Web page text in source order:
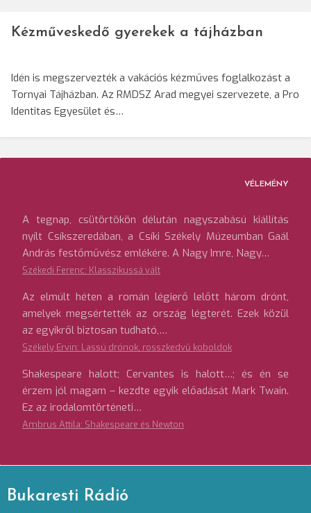
Kézműveskedő gyerekek a tájházban
Idén is megszervezték a vakációs kézműves foglalkozást a
Tornyai Tájházban. Az RMDSZ Arad megyei szervezete, a Pro
Identitas Egyesület és…
VÉLEMÉNY
A tegnap, csütörtökön délután nagyszabású kiállítás
nyílt Csíkszeredában, a Csíki Székely Múzeumban Gaál
András festőművész emlékére. A Nagy Imre, Nagy…
Székedi Ferenc: Klasszikussá vált
Az elmúlt héten a román légierő lelőtt három drónt,
amelyek megsértették az ország légterét. Ezek közül
az egyikről biztosan tudható,…
Székely Ervin: Lassú drónok, rosszkedvű koboldok
Shakespeare halott; Cervantes is halott…; és én se
érzem jól magam – kezdte egyik előadását Mark Twain.
Ez az irodalomtörténeti…
Ambrus Attila: Shakespeare és Newton
Bukaresti Rádió